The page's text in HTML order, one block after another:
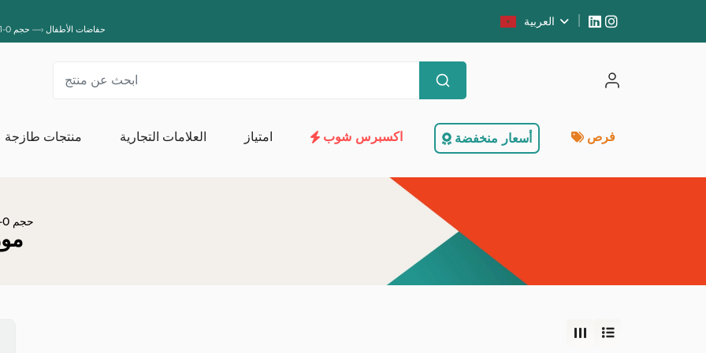
Grossiste حفاضات الأطفال —› حجم 0-1 طبقات
العربية
الإسفنج
منتجات طازجة العلامات التجارية امتياز اكسبرس شوب أسعار منخفضة فرص
حجم 0-1 طبقات